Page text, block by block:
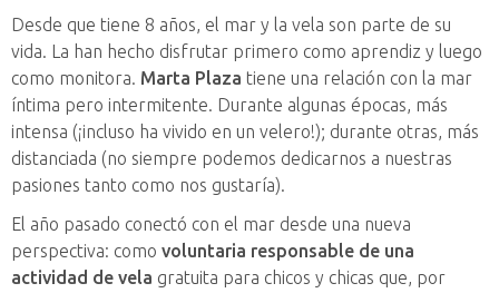
Desde que tiene 8 años, el mar y la vela son parte de su
vida. La han hecho disfrutar primero como aprendiz y luego
como monitora. Marta Plaza tiene una relación con la mar
íntima pero intermitente. Durante algunas épocas, más
intensa (¡incluso ha vivido en un velero!); durante otras, más
distanciada (no siempre podemos dedicarnos a nuestras
pasiones tanto como nos gustaría).
El año pasado conectó con el mar desde una nueva
perspectiva: como voluntaria responsable de una
actividad de vela gratuita para chicos y chicas que, por